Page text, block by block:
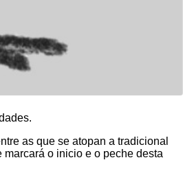
as que se atopan a tradicional
marcará o inicio e o peche desta